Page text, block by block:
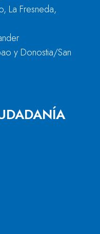
La Fresneda,
y Donostia/San